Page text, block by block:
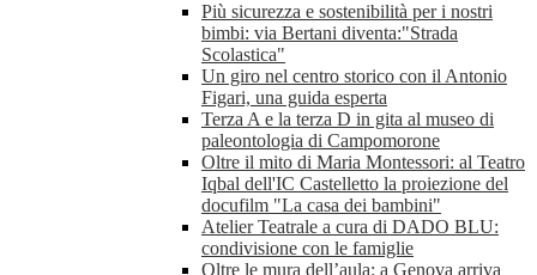
Più sicurezza e sostenibilità per i nostri
bimbi: via Bertani diventa:"Strada
Scolastica"
Un giro nel centro storico con il Antonio
Figari, una guida esperta
Terza A e la terza D in gita al museo di
paleontologia di Campomorone
Oltre il mito di Maria Montessori: al Teatro
Iqbal dell'IC Castelletto la proiezione del
docufilm "La casa dei bambini"
Atelier Teatrale a cura di DADO BLU:
condivisione con le famiglie
Oltre le mura dell’aula: a Genova arriva